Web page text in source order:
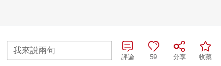
我來説兩句
收藏
分享
59
評論